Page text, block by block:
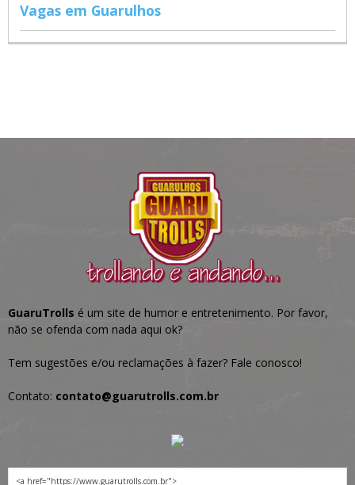
Vagas em Guarulhos
GuaruTrolls é um site de humor e entretenimento. Por favor,
não se ofenda com nada aqui ok?
Tem sugestões e/ou reclamações à fazer? Fale conosco!
Contato: contato@guarutrolls.com.br